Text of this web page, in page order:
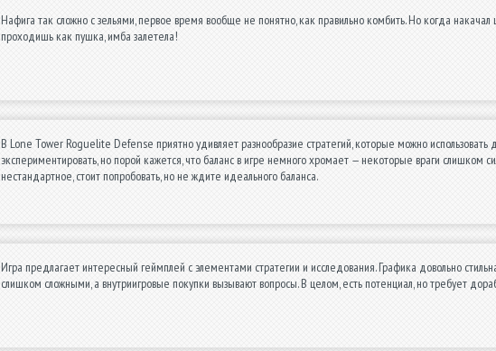
Нафига так сложно с зельями, первое время вообще не понятно, как правильно комбить. Но когда
проходишь как пушка, имба залетела!
В Lone Tower Roguelite Defense приятно удивляет разнообразие стратегий, которые можно
экспериментировать, но порой кажется, что баланс в игре немного хромает — некоторые враги слишком
нестандартное, стоит попробовать, но не ждите идеального баланса.
Игра предлагает интересный геймплей с элементами стратегии и исследования. Графика довольно
слишком сложными, а внутриигровые покупки вызывают вопросы. В целом, есть потенциал, но требует